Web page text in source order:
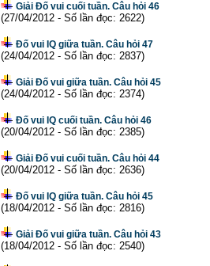
Giải Đố vui cuối tuần. Câu hỏi 46
(27/04/2012 - Số lần đọc: 2622)
Đố vui IQ giữa tuần. Câu hỏi 47
(24/04/2012 - Số lần đọc: 2837)
Giải Đố vui giữa tuần. Câu hỏi 45
(24/04/2012 - Số lần đọc: 2374)
Đố vui IQ cuối tuần. Câu hỏi 46
(20/04/2012 - Số lần đọc: 2385)
Giải Đố vui cuối tuần. Câu hỏi 44
(20/04/2012 - Số lần đọc: 2636)
Đố vui IQ giữa tuần. Câu hỏi 45
(18/04/2012 - Số lần đọc: 2816)
Giải Đố vui giữa tuần. Câu hỏi 43
(18/04/2012 - Số lần đọc: 2540)